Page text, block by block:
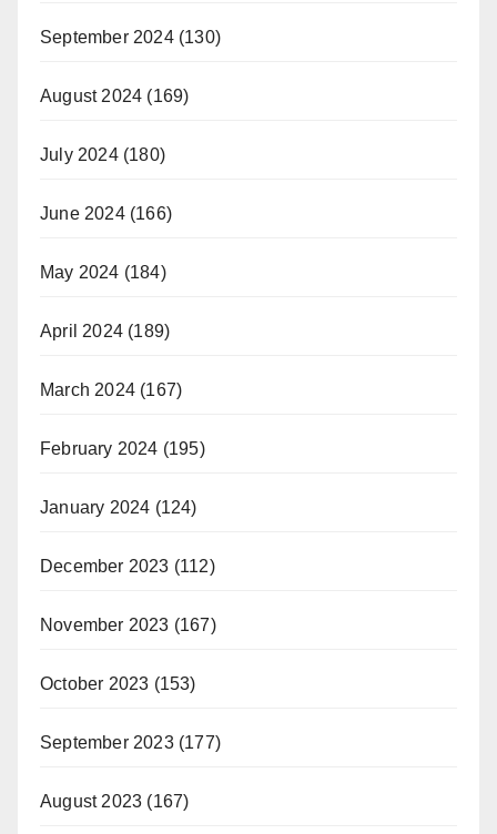
September 2024(130)
August 2024 (169)
July 2024(180)
June 2024(166)
May 2024 (184)
April 2024 (189)
March 2024 (167)
February 2024 (195)
January 2024 (124)
December 2023 (112)
November 2023 (167)
October 2023 (153)
September 2023(177)
August 2023 (167)